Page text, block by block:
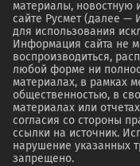
материалы,
сайте Русмет (далее —
для использования
Информация сайта не
воспроизводиться,
любой форме ни
материалах, в рамках
общественностью, в
материалах или
согласия со стороны
ссылки на источник.
нарушение указанных
запрещено.